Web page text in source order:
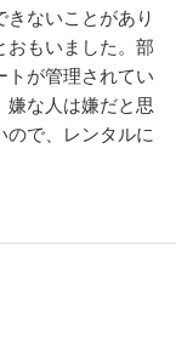
ないことがあり
おもいました。部
トが管理されてい
嫌な人は嫌だと思
ので、レンタルに